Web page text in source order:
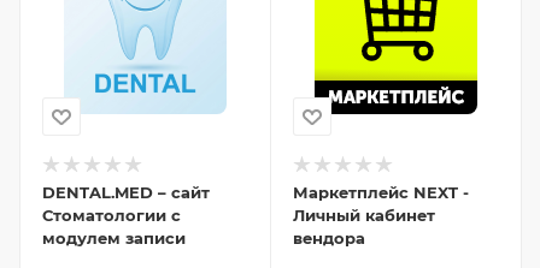
DENTAL.MED – сайт
Стоматологии с
модулем записи
Маркетплейс NEXT -
Личный кабинет
вендора